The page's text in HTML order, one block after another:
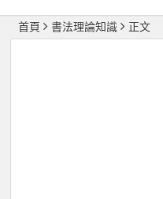
首頁 書法理論知識 正文